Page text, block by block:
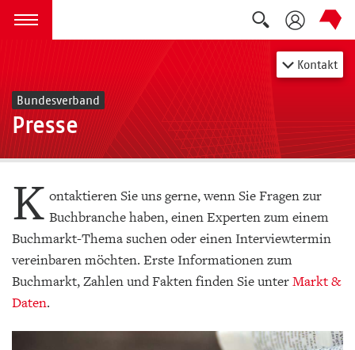
zum Inhalt springen
Menü öffnen
Suche
Kontakt
Bundesverband
Presse
K ontaktieren Sie uns gerne, wenn Sie Fragen zur
Buchbranche haben, einen Experten zum einem
Buchmarkt-Thema suchen oder einen Interviewtermin
vereinbaren möchten. Erste Informationen zum
Buchmarkt, Zahlen und Fakten finden Sie unterMarkt &
Daten.